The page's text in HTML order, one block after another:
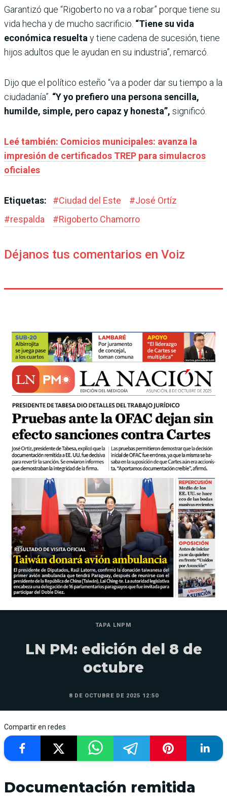
Garantizó que “Rigoberto no va a robar” porque tiene su
vida hecha y de mucho sacrificio. “Tiene su vida
económica resuelta y tiene cadena de sucesión, tiene
hijos adultos que le ayudan en su industria”, remarcó.
Dijo que el político esteño “va a poder dar su tiempo a la
ciudadanía”. “Y yo prefiero una persona sencilla,
humilde, simple, pero capaz y honesta”, significó.
Leé también: Comicios municipales: avanza la
impresión de certificados TREP para simulacros
oficiales
Etiquetas: #Ciudad del Este #José Ortíz
#respalda #Rigoberto Chamorro
Déjanos tus comentarios en Voiz
TAPA LNPM
LN PM: edición del 8 de
octubre
8 DE OCTUBRE DE 2025 12:50
Compartir en redes
Documentación remitida